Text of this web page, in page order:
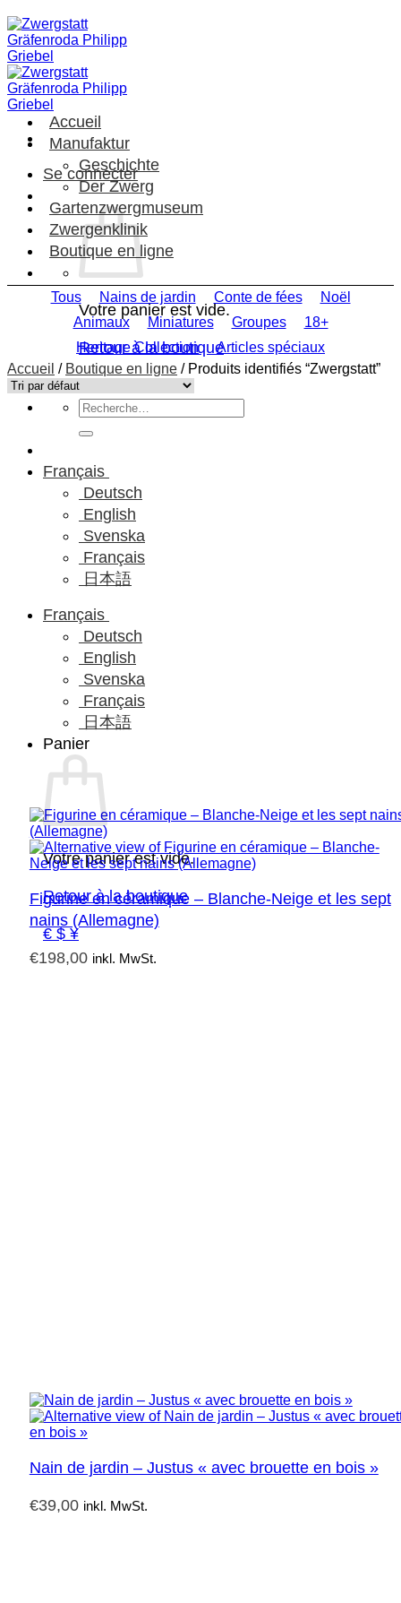
Passer
au
contenu
Se connecter
Votre panier est vide.
Retour à la boutique
Recherche
pour :
Français
Deutsch
English
Svenska
Français
日本語
Français
Deutsch
English
Svenska
Français
日本語
Panier
Votre panier est vide.
Retour à la boutique
€ $ ¥
Accueil
Manufaktur
Geschichte
Der Zwerg
Gartenzwergmuseum
Zwergenklinik
Boutique en ligne
Tous Nains de jardin Conte de fées
Noël
Animaux
Miniatures Groupes
18+
Heritage Collection
Articles spéciaux
Accueil / Boutique en ligne /Produits identifiés “Zwergstatt”
Figurine en céramique – Blanche-Neige et les sept
nains (Allemagne)
€198,00 inkl. MwSt.
Nain de jardin – Justus « avec brouette en bois »
€39,00 inkl. MwSt.